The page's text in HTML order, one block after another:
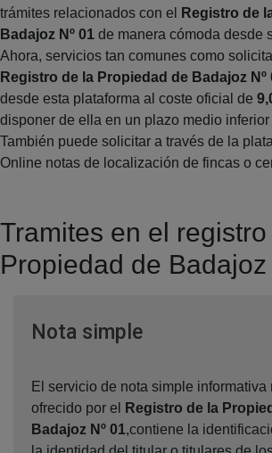
trámites relacionados con el
Registro de
Badajoz Nº 01 de manera cómoda desde
Ahora, servicios tan comunes como
Registro de la Propiedad de Badajoz Nº
desde esta plataforma al coste oficial de
disponer de ella en un plazo medio inferior
También puede solicitar a través de la
Online notas de localización de fincas o
Tramites en el
Propiedad de Badajoz
Nota simpleVentana nueva
El servicio de nota simple informativa
ofrecido por el
Registro de la
Badajoz Nº 01,contiene la